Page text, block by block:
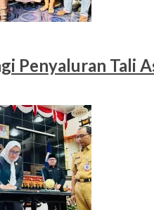
Penyaluran Tali